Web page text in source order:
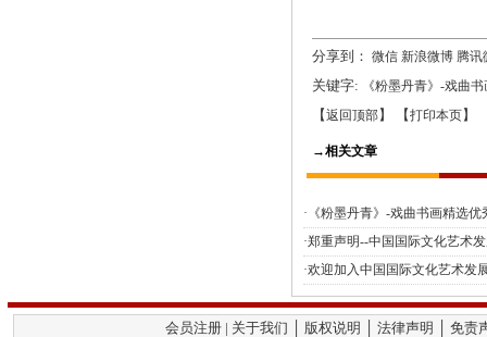
分享到： 微信 新浪微博 腾讯
关键字: 《粉墨丹青》-戏曲
【返回顶部】 【打印本页】
→相关文章
·《粉墨丹青》-戏曲书画精选
·郑重声明--中国国际文化艺术
·欢迎加入中国国际文化艺术发
会员注册 | 关于我们 │ 版权说明 │ 法律声明 │ 免